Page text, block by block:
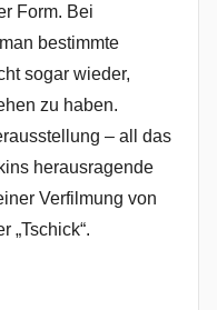
Form. Bei
bestimmte
sogar wieder,
zu haben.
– all das
herausragende
Verfilmung von
„Tschick“.